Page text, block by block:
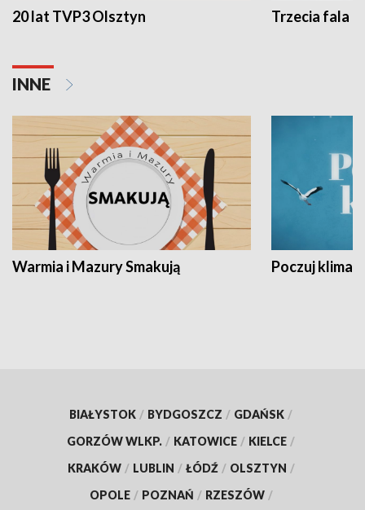
20 lat TVP3 Olsztyn Trzecia fala -
INNE
Warmia i Mazury Smakują Poczuj klimat
BIAŁYSTOK / BYDGOSZCZ / GDAŃSK /
GORZÓW WLKP. / KATOWICE / KIELCE /
KRAKÓW / LUBLIN / ŁÓDŹ / OLSZTYN /
OPOLE / POZNAŃ / RZESZÓW /